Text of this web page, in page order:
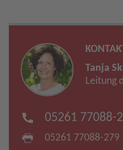
Tanja
Leitung
05261 77088-
05261 77088-279